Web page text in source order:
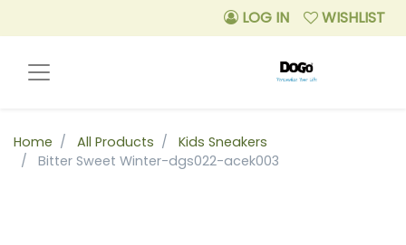
LOG IN WISHLIST
Home All Products
Kids Sneakers
Bitter Sweet Winter-dgs022-acek003